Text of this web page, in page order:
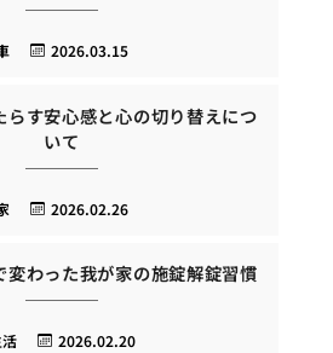
2026.03.15
らす安心感と心の切り替えにつ
いて
2026.02.26
変わった我が家の施錠解錠習慣
2026.02.20